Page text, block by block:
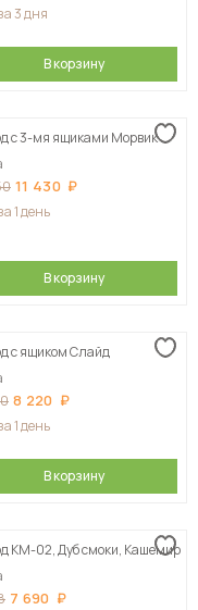
3 дня
В корзину
с 3-мя ящиками Морвик
11 430
1 день
В корзину
с ящиком Слайд
8 220
1 день
В корзину
КМ-02, Дуб смоки, Кашемир
7 690